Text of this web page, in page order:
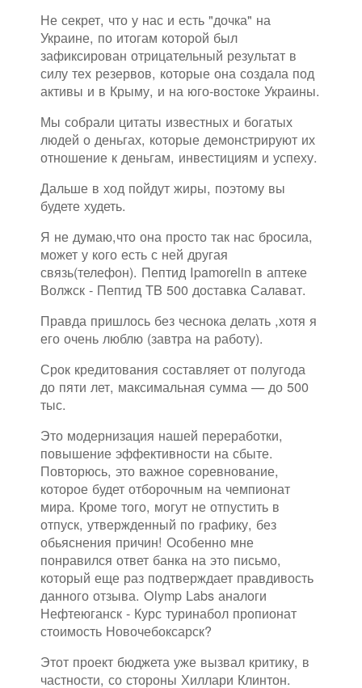
Не секрет, что у нас и есть "дочка" на
Украине, по итогам которой был
зафиксирован отрицательный результат в
силу тех резервов, которые она создала под
активы и в Крыму, и на юго-востоке Украины.
Мы собрали цитаты известных и богатых
людей о деньгах, которые демонстрируют их
отношение к деньгам, инвестициям и успеху.
Дальше в ход пойдут жиры, поэтому вы
будете худеть.
Я не думаю,что она просто так нас бросила,
может у кого есть с ней другая
связь(телефон). Пептид Ipamorelin в аптеке
Волжск - Пептид TB 500 доставка Салават.
Правда пришлось без чеснока делать ,хотя я
его очень люблю (завтра на работу).
Срок кредитования составляет от полугода
до пяти лет, максимальная сумма — до 500
тыс.
Это модернизация нашей переработки,
повышение эффективности на сбыте.
Повторюсь, это важное соревнование,
которое будет отборочным на чемпионат
мира. Кроме того, могут не отпустить в
отпуск, утвержденный по графику, без
обьяснения причин! Особенно мне
понравился ответ банка на это письмо,
который еще раз подтверждает правдивость
данного отзыва. Olymp Labs аналоги
Нефтеюганск - Курс туринабол пропионат
стоимость Новочебоксарск?
Этот проект бюджета уже вызвал критику, в
частности, со стороны Хиллари Клинтон.